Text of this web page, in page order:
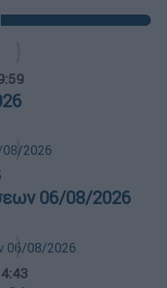
06/08/2026